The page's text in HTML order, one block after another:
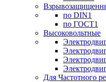
по DIN1
по ГОСТ1
Высоковольтные
Для Частотного